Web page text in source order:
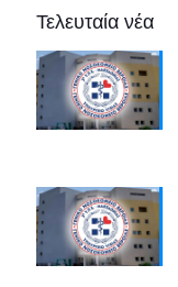
Τελευταία νέα